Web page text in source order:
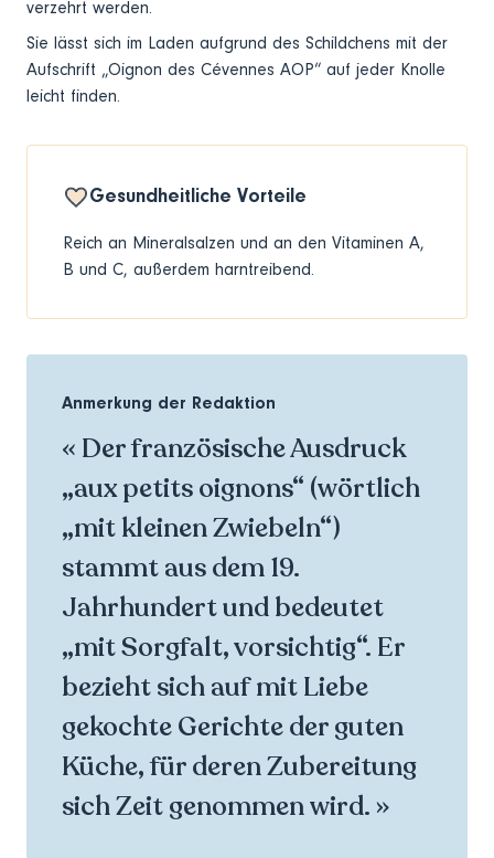
verzehrt werden.
Sie lässt sich im Laden aufgrund des Schildchens mit der
Aufschrift „Oignon des Cévennes AOP“ auf jeder Knolle
leicht finden.
Gesundheitliche Vorteile
Reich an Mineralsalzen und an den Vitaminen A,
B und C, außerdem harntreibend.
Anmerkung der Redaktion
« Der französische Ausdruck
„aux petits oignons“ (wörtlich
„mit kleinen Zwiebeln“)
stammt aus dem 19.
Jahrhundert und bedeutet
„mit Sorgfalt, vorsichtig“. Er
bezieht sich auf mit Liebe
gekochte Gerichte der guten
Küche, für deren Zubereitung
sich Zeit genommen wird. »